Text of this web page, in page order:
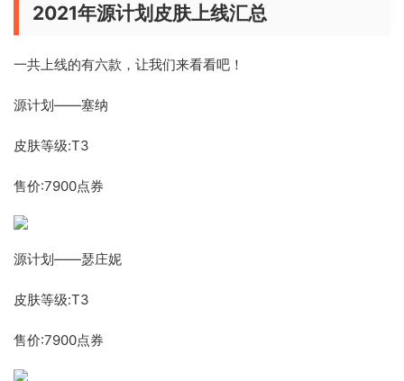
2021年源计划皮肤上线汇总
一共上线的有六款，让我们来看看吧！
源计划——塞纳
皮肤等级:T3
售价:7900点券
源计划——瑟庄妮
皮肤等级:T3
售价:7900点券